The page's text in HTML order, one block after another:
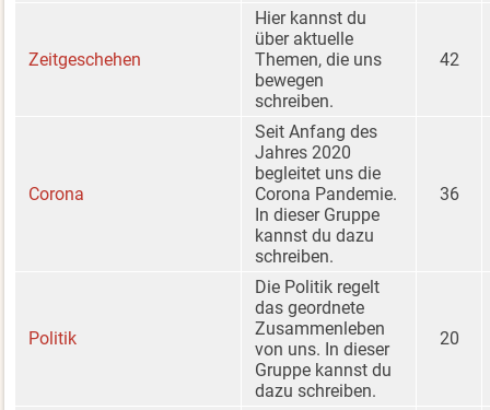
Zeitgeschehen
Hier kannst du
über aktuelle
Themen, die uns
bewegen
schreiben.
42
Corona
Seit Anfang des
Jahres 2020
begleitet uns die
Corona Pandemie.
In dieser Gruppe
kannst du dazu
schreiben.
36
Politik
Die Politik regelt
das geordnete
Zusammenleben
von uns. In dieser
Gruppe kannst du
dazu schreiben.
20